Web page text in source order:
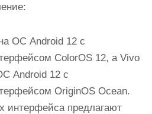
ОС Android 12 с
ColorOS 12, а Vivo
Android 12 с
OriginOS Ocean.
интерфейса предлагают